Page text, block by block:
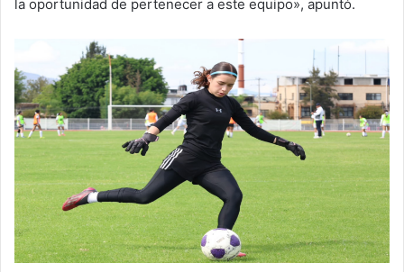
la oportunidad de pertenecer a este equipo», apuntó.